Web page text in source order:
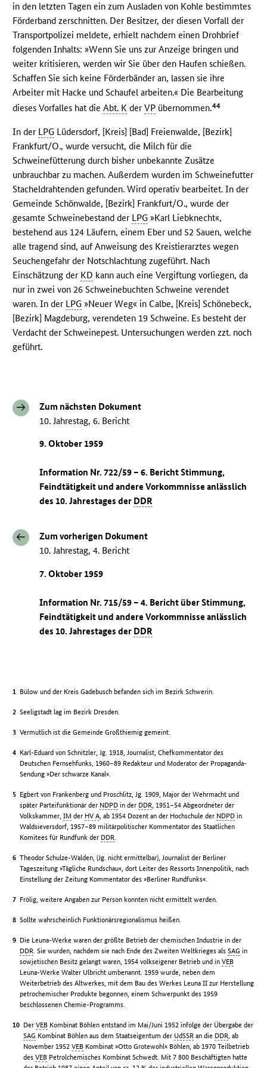
in den letzten Tagen ein zum Ausladen von Kohle bestimmtes
Förderband zerschnitten. Der Besitzer, der diesen Vorfall der
Transportpolizei meldete, erhielt nachdem einen Drohbrief
folgenden Inhalts: »Wenn Sie uns zur Anzeige bringen und
weiter kritisieren, werden wir Sie über den Haufen schießen.
Schaffen Sie sich keine Förderbänder an, lassen sie ihre
Arbeiter mit Hacke und Schaufel arbeiten.« Die Bearbeitung
dieses Vorfalles hat dieAbt. K derVP übernommen.44
In der LPG Lüdersdorf, [Kreis] [Bad] Freienwalde, [Bezirk]
Frankfurt/O., wurde versucht, die Milch für die
Schweinefütterung durch bisher unbekannte Zusätze
unbrauchbar zu machen. Außerdem wurden im Schweinefutter
Stacheldrahtenden gefunden. Wird operativ bearbeitet. In der
Gemeinde Schönwalde, [Bezirk] Frankfurt/O., wurde der
gesamte Schweinebestand der LPG »Karl Liebknecht«,
bestehend aus 124 Läufern, einem Eber und 52 Sauen, welche
alle tragend sind, auf Anweisung des Kreistierarztes wegen
Seuchengefahr der Notschlachtung zugeführt. Nach
Einschätzung der KD kann auch eine Vergiftung vorliegen, da
nur in zwei von 26 Schweinebuchten Schweine verendet
waren. In der LPG »Neuer Weg« in Calbe, [Kreis] Schönebeck,
[Bezirk] Magdeburg, verendeten 19 Schweine. Es besteht der
Verdacht der Schweinepest. Untersuchungen werden zzt. noch
geführt.
Zum nächsten Dokument
10. Jahrestag, 6. Bericht
9. Oktober 1959
Information Nr. 722/59 – 6. Bericht Stimmung,
Feindtätigkeit und andere Vorkommnisse anlässlich
des 10. Jahrestages der DDR
Zum vorherigen Dokument
10. Jahrestag, 4. Bericht
7. Oktober 1959
Information Nr. 715/59 – 4. Bericht über Stimmung,
Feindtätigkeit und andere Vorkommnisse anlässlich
des 10. Jahrestages der DDR
Bülow und der Kreis Gadebusch befanden sich im Bezirk Schwerin.
Seeligstadt lag im Bezirk Dresden.
Vermutlich ist die Gemeinde Großthiemig gemeint.
Karl-Eduard von Schnitzler, Jg. 1918, Journalist, Chefkommentator des
Deutschen Fernsehfunks, 1960–89 Redakteur und Moderator der Propaganda-
Sendung »Der schwarze Kanal«.
Egbert von Frankenberg und Proschlitz, Jg. 1909, Major der Wehrmacht und
später Parteifunktionär der NDPD in der DDR , 1951–54 Abgeordneter der
Volkskammer,IM der HV A , ab 1954 Dozent an der Hochschule der NDPD in
Waldsieversdorf, 1957–89 militärpolitischer Kommentator des Staatlichen
Komitees für Rundfunk der DDR
Theodor Schulze-Walden, (Jg. nicht ermittelbar), Journalist der Berliner
Tageszeitung »Tägliche Rundschau«, dort Leiter des Ressorts Innenpolitik, nach
Einstellung der Zeitung Kommentator des »Berliner Rundfunks«.
Frölig, weitere Angaben zur Person konnten nicht ermittelt werden.
Sollte wahrscheinlich Funktionärsregionalismus heißen.
Die Leuna-Werke waren der größte Betrieb der chemischen Industrie in der
DDR . Sie wurden, nachdem sie nach Ende des Zweiten Weltkrieges alsSAG in
sowjetischen Besitz gelangt waren, 1954 volkseigener Betrieb und inVEB
Leuna-Werke Walter Ulbricht umbenannt. 1959 wurde, neben dem
Weiterbetrieb des Altwerkes, mit dem Bau des Werkes Leuna II zur Herstellung
petrochemischer Produkte begonnen, einem Schwerpunkt des 1959
beschlossenen Chemie-Programms.
DerVEB Kombinat Böhlen entstand im Mai/Juni 1952 infolge der Übergabe der
SAG Kombinat Böhlen aus dem Staatseigentum der UdSSR an die DDR , ab
November 1952VEB Kombinat »Otto Grotewohl« Böhlen, ab 1970 Teilbetrieb
desVEB Petrolchemisches Kombinat Schwedt. Mit 7 800 Beschäftigten hatte